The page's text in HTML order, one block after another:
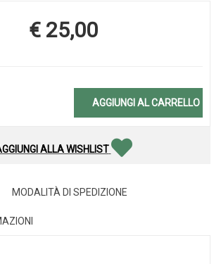
Prezzo
€ 25,00
AGGIUNGI AL CARRELLO
ALLA WISHLIST
MODALITÀ DI SPEDIZIONE